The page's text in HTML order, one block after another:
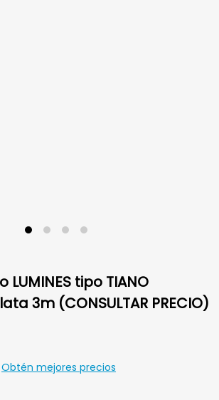
LUMINES tipo TIANO
3m (CONSULTAR PRECIO)
Obtén mejores precios